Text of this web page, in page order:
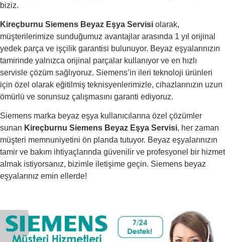
biziz.
Kireçburnu Siemens Beyaz Eşya Servisi olarak,
müşterilerimize sunduğumuz avantajlar arasında 1 yıl orijinal
yedek parça ve işçilik garantisi bulunuyor. Beyaz eşyalarınızın
tamirinde yalnızca orijinal parçalar kullanıyor ve en hızlı
servisle çözüm sağlıyoruz. Siemens’in ileri teknoloji ürünleri
için özel olarak eğitilmiş teknisyenlerimizle, cihazlarınızın uzun
ömürlü ve sorunsuz çalışmasını garanti ediyoruz.
Siemens marka beyaz eşya kullanıcılarına özel çözümler
sunan Kireçburnu Siemens Beyaz Eşya Servisi, her zaman
müşteri memnuniyetini ön planda tutuyor. Beyaz eşyalarınızın
tamir ve bakım ihtiyaçlarında güvenilir ve profesyonel bir hizmet
almak istiyorsanız, bizimle iletişime geçin. Siemens beyaz
eşyalarınız emin ellerde!